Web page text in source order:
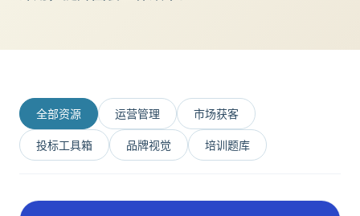
全部资源 运营管理 市场获客
投标工具箱 品牌视觉 培训题库